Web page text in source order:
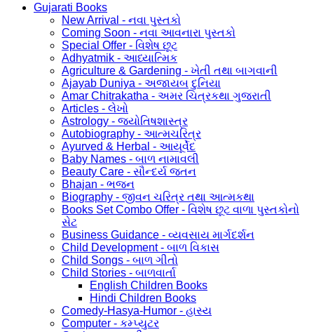
Gujarati Books
New Arrival - નવા પુસ્તકો
Coming Soon - નવા આવનારા પુસ્તકો
Special Offer - વિશેષ છૂટ
Adhyatmik - આધ્યાત્મિક
Agriculture & Gardening - ખેતી તથા બાગવાની
Ajayab Duniya - અજાયબ દુનિયા
Amar Chitrakatha - અમર ચિત્રકથા ગુજરાતી
Articles - લેખો
Astrology - જ્યોતિષશાસ્ત્ર
Autobiography - આત્મચરિત્ર
Ayurved & Herbal - આયૂર્વેદ
Baby Names - બાળ નામાવલી
Beauty Care - સૌન્દર્ય જતન
Bhajan - ભજન
Biography - જીવન ચરિત્ર તથા આત્મકથા
Books Set Combo Offer - વિશેષ છૂટ વાળા પુસ્તકોનો
સેટ
Business Guidance - વ્યવસાય માર્ગદર્શન
Child Development - બાળ વિકાસ
Child Songs - બાળ ગીતો
Child Stories - બાળવાર્તા
English Children Books
Hindi Children Books
Comedy-Hasya-Humor - હાસ્ય
Computer - કમ્પ્યુટર